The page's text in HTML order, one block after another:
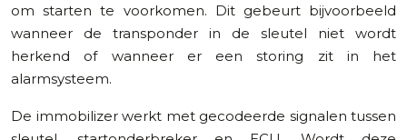
om starten te voorkomen. Dit gebeurt bijvoorbeeld
wanneer de transponder in de sleutel niet wordt
herkend of wanneer er een storing zit in het
alarmsysteem.
De immobilizer werkt met gecodeerde signalen tussen